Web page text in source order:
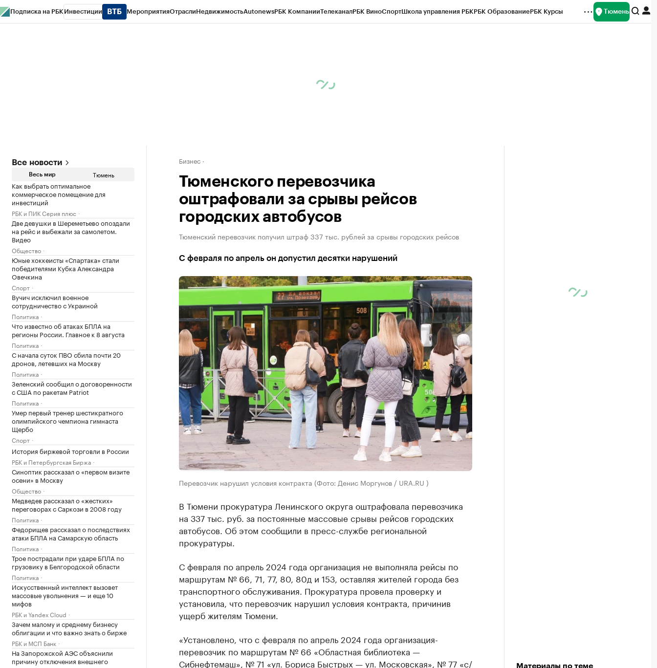
Подписка на РБК Инвестиции МероприятияОтраслиНедвижимостьAutonewsРБК КомпанииТелеканалРБК ВиноСпортШкола управления РБКРБК ОбразованиеРБК Курсы Тюмень
Все новости
Весь мир Тюмень
Как выбрать оптимальное
коммерческое помещение для
инвестиций
РБК и ПИК Серия плюс
Две девушки в Шереметьево опоздали
на рейс и выбежали за самолетом.
Видео
Общество
Юные хоккеисты «Спартака» стали
победителями Кубка Александра
Овечкина
Спорт
Вучич исключил военное
сотрудничество с Украиной
Политика
Что известно об атаках БПЛА на
регионы России. Главное к 8 августа
Политика
С начала суток ПВО сбила почти 20
дронов, летевших на Москву
Политика
Зеленский сообщил о договоренности
с США по ракетам Patriot
Политика
Умер первый тренер шестикратного
олимпийского чемпиона гимнаста
Щербо
Спорт
История биржевой торговли в России
РБК и Петербургская Биржа
Синоптик рассказал о «первом визите
осени» в Москву
Общество
Медведев рассказал о «жестких»
переговорах с Саркози в 2008 году
Политика
Федорищев рассказал о последствиях
атаки БПЛА на Самарскую область
Политика
Трое пострадали при ударе БПЛА по
грузовику в Белгородской области
Политика
Искусственный интеллект вызовет
массовые увольнения — и еще 10
мифов
РБК и Yandex Cloud
Зачем малому и среднему бизнесу
облигации и что важно знать о бирже
РБК и МСП Банк
На Запорожской АЭС объяснили
причину отключения внешнего
Бизнес
Тюменского перевозчика
оштрафовали за срывы рейсов
городских автобусов
Тюменский перевозчик получил штраф 337 тыс. рублей за срывы городских рейсов
С февраля по апрель он допустил десятки нарушений
Перевозчик нарушил условия контракта (Фото: Денис Моргунов / URA.RU )
В Тюмени прокуратура Ленинского округа оштрафовала перевозчика
на 337 тыс. руб. за постоянные массовые срывы рейсов городских
автобусов. Об этом сообщили в пресс-службе региональной
прокуратуры.
С февраля по апрель 2024 года организация не выполняла рейсы по
маршрутам № 66, 71, 77, 80, 80д и 153, оставляя жителей города без
транспортного обслуживания. Прокуратура провела проверку и
установила, что перевозчик нарушил условия контракта, причинив
ущерб жителям Тюмени.
«Установлено, что с февраля по апрель 2024 года организация-
перевозчик по маршрутам № 66 «Областная библиотека —
Сибнефтемаш», № 71 «ул. Бориса Быстрых — ул. Московская», № 77 «с/
Материалы по теме